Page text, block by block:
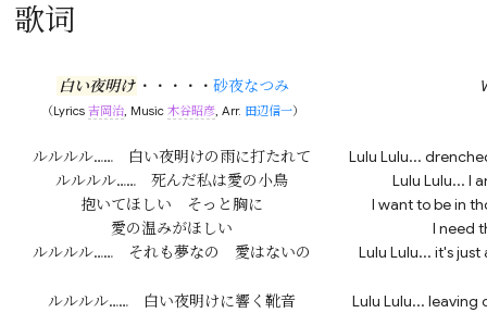
歌词
白い夜明け ・・・・・ 砂夜なつみ
（Lyrics 吉岡治, Music 木谷昭彦, Arr. 田辺信一）
ルルルル……　白い夜明けの雨に打たれて
ルルルル……　死んだ私は愛の小鳥
抱いてほしい　そっと胸に
愛の温みがほしい
ルルルル……　白い夜明けに響く靴音
Lulu Lulu...
Lulu Lulu... I
I want to be in
I need
Lulu Lulu...